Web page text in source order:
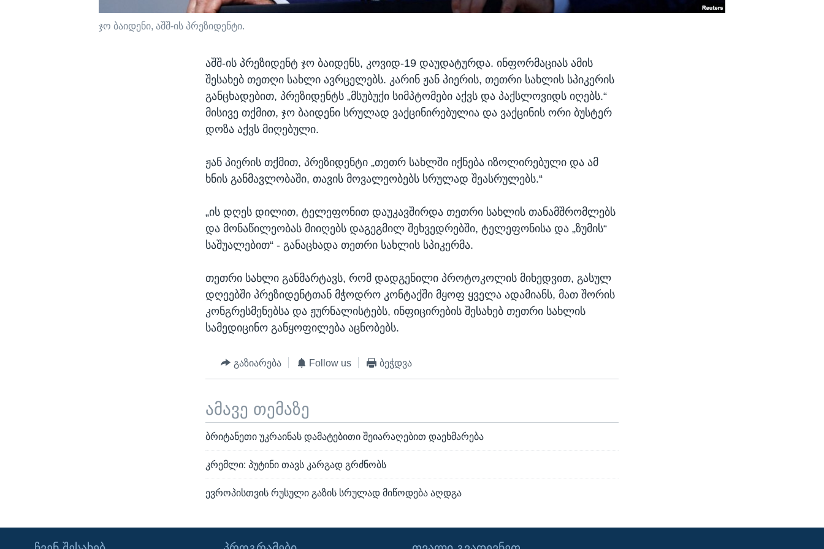
ჯო ბაიდენი, აშშ-ის პრეზიდენტი.
აშშ-ის პრეზიდენტ ჯო ბაიდენს, კოვიდ-19 დაუდატურდა. ინფორმაციას ამის
შესახებ თეთღი სახლი ავრცელებს. კარინ ჟან პიერის, თეთრი სახლის სპიკერის
განცხადებით, პრეზიდენტს „მსუბუქი სიმპტომები აქვს და პაქსლოვიდს იღებს.“
მისივე თქმით, ჯო ბაიდენი სრულად ვაქცინირებულია და ვაქცინის ორი ბუსტერ
დოზა აქვს მიღებული.
ჟან პიერის თქმით, პრეზიდენტი „თეთრ სახლში იქნება იზოლირებული და ამ
ხნის განმავლობაში, თავის მოვალეობებს სრულად შეასრულებს.“
„ის დღეს დილით, ტელეფონით დაუკავშირდა თეთრი სახლის თანამშრომლებს
და მონაწილეობას მიიღებს დაგეგმილ შეხვედრებში, ტელეფონისა და „ზუმის“
საშუალებით“ - განაცხადა თეთრი სახლის სპიკერმა.
თეთრი სახლი განმარტავს, რომ დადგენილი პროტოკოლის მიხედვით, გასულ
დღეებში პრეზიდენტთან მჭოდრო კონტაქში მყოფ ყველა ადამიანს, მათ შორის
კონგრესმენებსა და ჟურნალისტებს, ინფიცირების შესახებ თეთრი სახლის
სამედიცინო განყოფილება აცნობებს.
გაზიარება Follow us ბეჭდვა
ამავე თემაზე
ბრიტანეთი უკრაინას დამატებითი შეიარაღებით დაეხმარება
კრემლი: პუტინი თავს კარგად გრძნობს
ევროპისთვის რუსული გაზის სრულად მიწოდება აღდგა